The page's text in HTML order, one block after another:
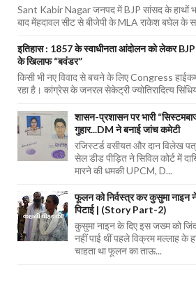
Sant Kabir Nagar जनपद में BJP सांसद के हाथों
बाद मेंहदावल सीट से बीजेपी के MLA राकेश बघेल के
इतिहास : 1857 के स्वाधीनता आंदोलन को लेकर
के खिलाफ “बवंडर”
किसी भी नए विवाद से बचने के लिए Congress
रहा है। कांग्रेस के जनरल सेकेट्री ज्योतिरादित्य
शासन-प्रशासन पर भारी
गुहार...DM ने बनाई जांच कमेटी
रजिस्टर्ड वसीयत और दान विलेख
सेल डीड पीड़ित ने सिविल कोर्ट में
मारने की धमकी UPCM, D...
फूलन को निर्वस्त्र कर कुसुमा नाइन
पिटाई | (Story Part-2)
कुसुमा नाइन के दिए इस जख्म को
नहीं पाई थीं पहले विक्रम मल्लाह के
चाहता था फूलन का ताऊ...